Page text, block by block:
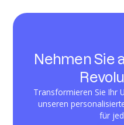
Nehmen Sie
Transformieren Sie Ihr
unseren
für